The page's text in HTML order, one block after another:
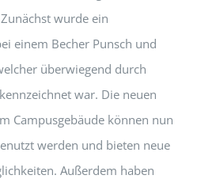
wurde ein
einem Becher Punsch und
überwiegend durch
war. Die neuen
Campusgebäude können nun
werden und bieten neue
Außerdem haben